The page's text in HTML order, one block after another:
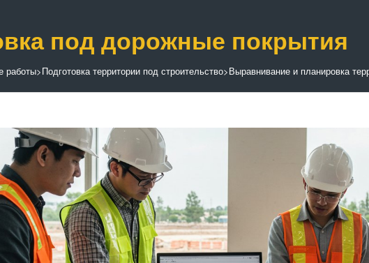
под дорожные покрытия
работы>Подготовка территории под строительство>Выравнивание и планировка